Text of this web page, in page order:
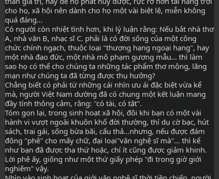
cho họ, xã hội nên dành cho họ một vài biệt lệ, miễn không
quá đáng...
Có người còn nhiệt tình hơn, khi lý luận rằng: Nếu bắt nhà thơ
A, nhà văn B, nhạc sĩ C. phải là có đời sống của một công
chức chính ngạch, thuộc loại "thượng hạng ngoại hạng", hay
một nhà đạo đức, một nhà mô phạm gương mẫu... thì làm
sao họ có thể cho chúng ta những tác phẩm thơ mộng, lãng
mạn như chúng ta đã từng được thụ hưởng?
Chẳng biết có phải từ những cái nhìn ưu ái đặc biệt vừa kể
mà, người Việt Nam dường đã có chung một kết luận mang
đầy tính thông cảm, rằng: "có tài, có tật".
Tóm gọn lại, trong sinh hoạt xã hội, đôi khi bạn có một vài
hành vi vượt ngoài khuôn khổ đời thường, thí dụ cờ bạc, hút
sách, trai gái, sống bừa bãi, cẩu thả...nhưng, nếu được đám
đông "phê" cho mấy chữ, đại loại"văn nghệ sĩ mà"... thì kể
như bạn đã được tha thứ hoặc, chí ít cũng được giảm khinh.
Lời phê ấy, giống như một thứ giấy phép "đi trong giờ giới
nghiêm" vậy.